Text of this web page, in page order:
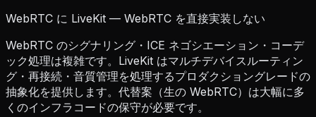
WebRTC に LiveKit — WebRTC を直接実装しない
WebRTC のシグナリング・ICE ネゴシエーション・コーデ
ック処理は複雑です。LiveKit はマルチデバイスルーティン
グ・再接続・音質管理を処理するプロダクショングレードの
抽象化を提供します。代替案（生の WebRTC）は大幅に多
くのインフラコードの保守が必要です。